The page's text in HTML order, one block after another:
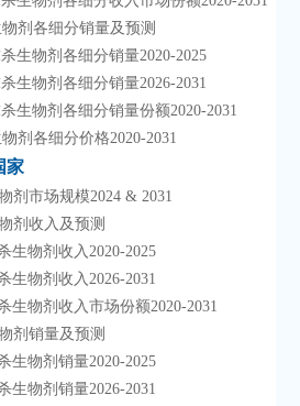
生物剂各细分销量及预测
-全球杀生物剂各细分销量2020-2025
-全球杀生物剂各细分销量2026-2031
-全球杀生物剂各细分销量份额2020-2031
生物剂各细分价格2020-2031
家
物剂市场规模2024 & 2031
物剂收入及预测
球杀生物剂收入2020-2025
球杀生物剂收入2026-2031
全球杀生物剂收入市场份额2020-2031
物剂销量及预测
球杀生物剂销量2020-2025
球杀生物剂销量2026-2031